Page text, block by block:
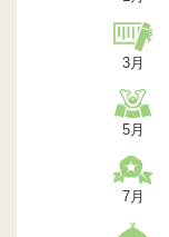
3月
5月
7月